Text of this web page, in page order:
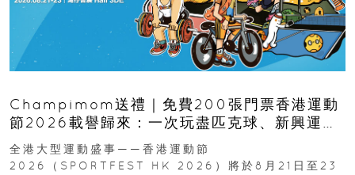
Champimom送禮｜免費200張門票香港運動
節2026載譽歸來：一次玩盡匹克球、新興運
動、街舞比賽＋逾百運動品牌展覽
全港大型運動盛事——香港運動節
2026（SPORTFEST HK 2026）將於8月21日至23